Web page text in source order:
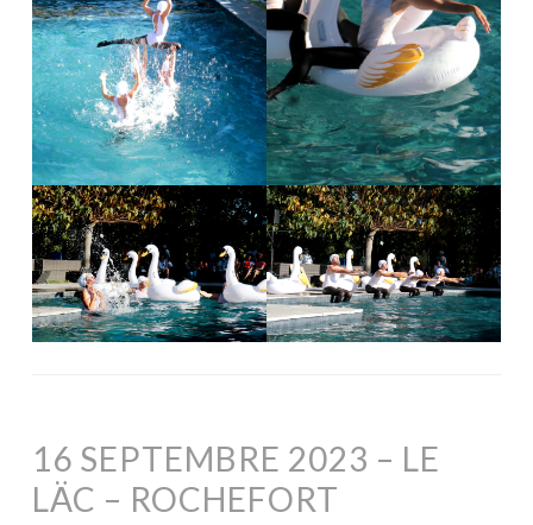
16 SEPTEMBRE 2023 – LE
LÄC – ROCHEFORT